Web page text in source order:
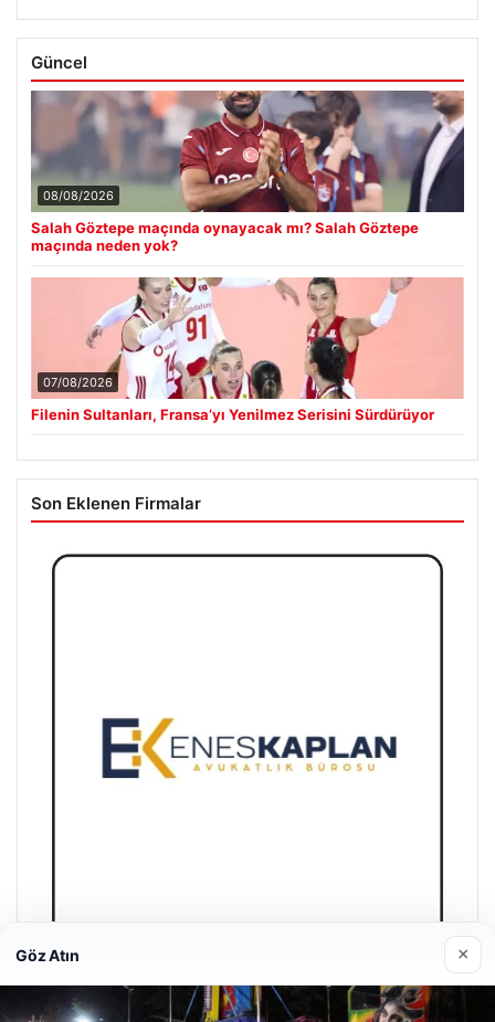
Güncel
08/08/2026
Salah Göztepe maçında oynayacak mı? Salah Göztepe
maçında neden yok?
07/08/2026
Filenin Sultanları, Fransa’yı Yenilmez Serisini Sürdürüyor
Son Eklenen Firmalar
Enes Kaplan Avukatlık Bürosu
28/04/2026
Göz Atın ×